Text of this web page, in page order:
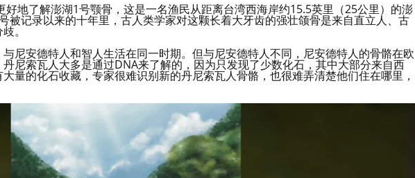
地了解澎湖1号颚骨，这是一名渔民从距离台湾西海岸约15.5英里（25公里）的澎
被记录以来的十年里，古人类学家对这颗长着大牙齿的强壮颌骨是来自直立人、古
。
尼安德特人和智人生活在同一时期。但与尼安德特人不同，尼安德特人的骨骼在欧
尼索瓦人大多是通过DNA来了解的，因为只发现了少数化石，其中大部分来自西
量的化石收藏，专家很难识别新的丹尼索瓦人骨骼，也很难弄清楚他们住在哪里，